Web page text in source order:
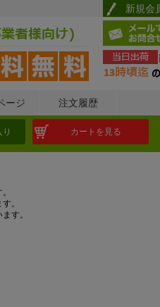
新規会
ージ 注文履歴
カートを見る
。
す。